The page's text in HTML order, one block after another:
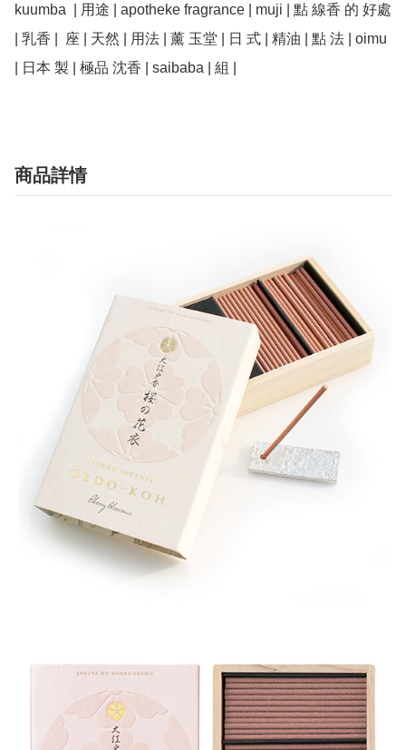
kuumba  | 用途 | apotheke fragrance | muji | 點 線香 的 好處
| 乳香 |  座 | 天然 | 用法 | 薰 玉堂 | 日 式 | 精油 | 點 法 | oimu
商品詳情